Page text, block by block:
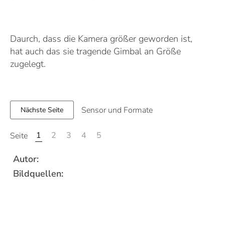
Daurch, dass die Kamera größer geworden ist,
hat auch das sie tragende Gimbal an Größe
zugelegt.
Nächste Seite Sensor und Formate
Seite 1 2 3 4 5
Autor:
Bildquellen: